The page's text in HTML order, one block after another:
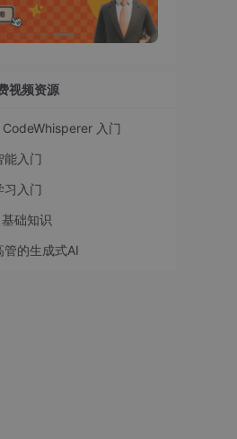
视频资源
入门
入门
入门
础知识
的生成式AI